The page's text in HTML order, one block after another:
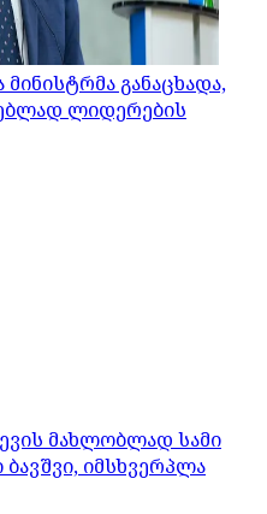
განაცხადა,
ლიდერების
მახლობლად სამი
იმსხვერპლა